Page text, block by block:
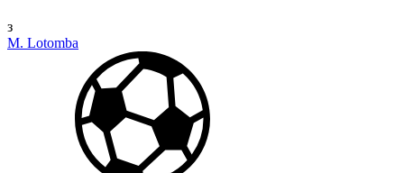
з
M. Lotomba